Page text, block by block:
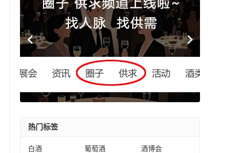
热门标签
白酒 葡萄酒 酒博会